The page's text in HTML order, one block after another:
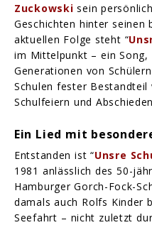
Zuckowski sein
Geschichten hinter seinen
aktuellen Folge steht “
im Mittelpunkt – ein Song,
Generationen von
Schulen fester Bestandteil
Schulfeiern und
Ein Lied mit
Entstanden ist “Unsre
1981 anlässlich des 50-
Hamburger Gorch-Fock-
damals auch Rolfs Kinder
Seefahrt – nicht zuletzt